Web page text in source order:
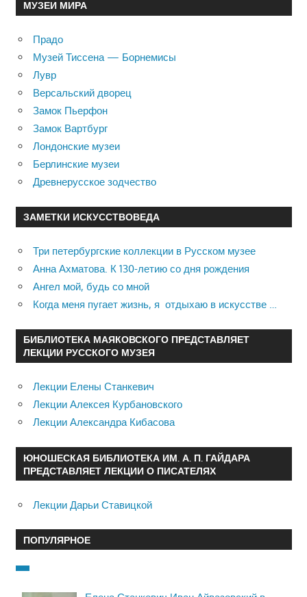
МУЗЕИ МИРА
Прадо
Музей Тиссена — Борнемисы
Лувр
Версальский дворец
Замок Пьерфон
Замок Вартбург
Лондонские музеи
Берлинские музеи
Древнерусское зодчество
ЗАМЕТКИ ИСКУССТВОВЕДА
Три петербургские коллекции в Русском музее
Анна Ахматова. К 130-летию со дня рождения
Ангел мой, будь со мной
Когда меня пугает жизнь, я отдыхаю в искусстве …
БИБЛИОТЕКА МАЯКОВСКОГО ПРЕДСТАВЛЯЕТ
ЛЕКЦИИ РУССКОГО МУЗЕЯ
Лекции Елены Станкевич
Лекции Алексея Курбановского
Лекции Александра Кибасова
ЮНОШЕСКАЯ БИБЛИОТЕКА ИМ. А. П. ГАЙДАРА
ПРЕДСТАВЛЯЕТ ЛЕКЦИИ О ПИСАТЕЛЯХ
Лекции Дарьи Ставицкой
ПОПУЛЯРНОЕ